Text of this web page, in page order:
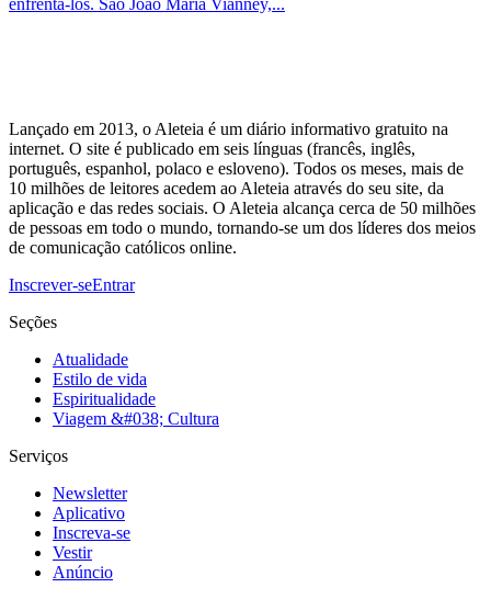
enfrentá-los. São João Maria Vianney,...
Lançado em 2013, o Aleteia é um diário informativo gratuito na
internet. O site é publicado em seis línguas (francês, inglês,
português, espanhol, polaco e esloveno). Todos os meses, mais de
10 milhões de leitores acedem ao Aleteia através do seu site, da
aplicação e das redes sociais. O Aleteia alcança cerca de 50 milhões
de pessoas em todo o mundo, tornando-se um dos líderes dos meios
de comunicação católicos online.
Inscrever-seEntrar
Seções
Atualidade
Estilo de vida
Espiritualidade
Viagem &#038; Cultura
Serviços
Newsletter
Aplicativo
Inscreva-se
Vestir
Anúncio